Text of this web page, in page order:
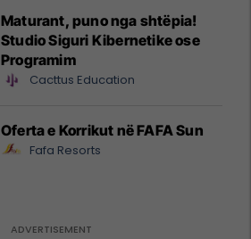
Maturant, puno nga shtëpia!
Studio Siguri Kibernetike ose
Programim
Cacttus Education
Oferta e Korrikut në FAFA Sun
Fafa Resorts